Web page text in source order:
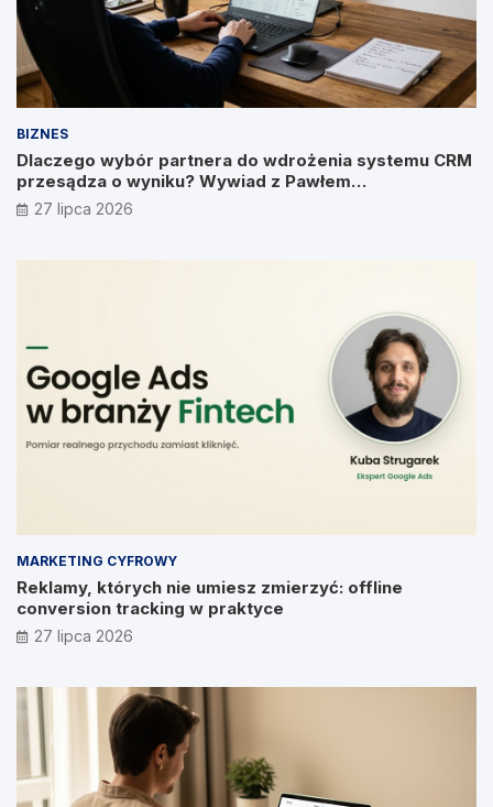
BIZNES
Dlaczego wybór partnera do wdrożenia systemu CRM
przesądza o wyniku? Wywiad z Pawłem
Prymakowskim, CEO IT Vision
27 lipca 2026
MARKETING CYFROWY
Reklamy, których nie umiesz zmierzyć: offline
conversion tracking w praktyce
27 lipca 2026